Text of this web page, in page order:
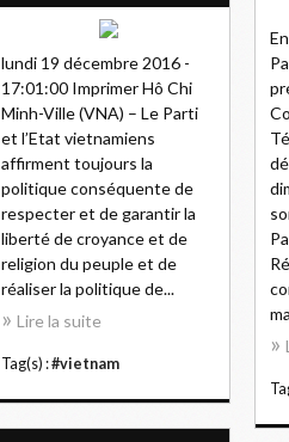
lundi 19 décembre 2016 -
17:01:00 Imprimer Hô Chi
Minh-Ville (VNA) – Le Parti
et l’Etat vietnamiens
affirment toujours la
politique conséquente de
respecter et de garantir la
liberté de croyance et de
religion du peuple et de
réaliser la politique de...
Lire la suite
Tag(s) :#vietnam